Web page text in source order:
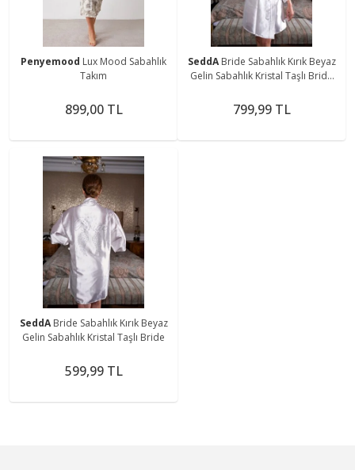
Penyemood Lux Mood Sabahlık
Takım
899,00 TL
SeddABride Sabahlık Kırık Beyaz
Gelin Sabahlık Kristal Taşlı Bride
799,99 TL
SeddABride Sabahlık Kırık Beyaz
Gelin Sabahlık Kristal Taşlı Bride
599,99 TL